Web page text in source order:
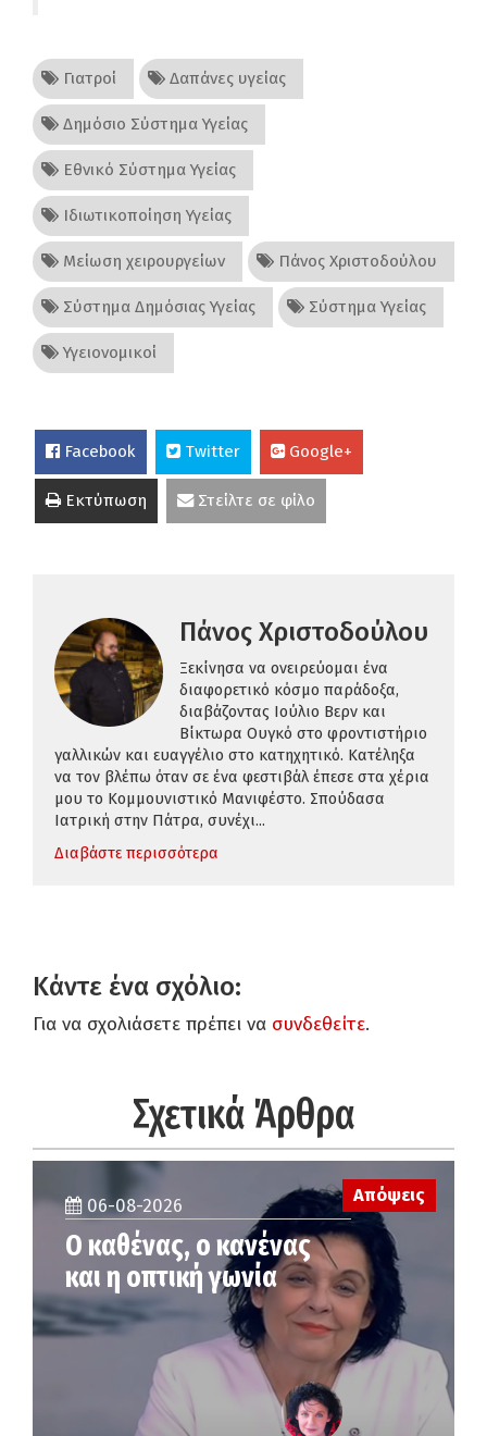
Γιατροί Δαπάνες υγείας
Δημόσιο Σύστημα Υγείας
Εθνικό Σύστημα Υγείας
Ιδιωτικοποίηση Υγείας
Μείωση χειρουργείων Πάνος Χριστοδούλου
Σύστημα Δημόσιας Υγείας Σύστημα Υγείας
Υγειονομικοί
Facebook Twitter Google+
Εκτύπωση Στείλτε σε φίλο
Πάνος Χριστοδούλου
Ξεκίνησα να ονειρεύομαι ένα
διαφορετικό κόσμο παράδοξα,
διαβάζοντας Ιούλιο Βερν και
Βίκτωρα Ουγκό στο φροντιστήριο
γαλλικών και ευαγγέλιο στο κατηχητικό. Κατέληξα
να τον βλέπω όταν σε ένα φεστιβάλ έπεσε στα χέρια
μου το Κομμουνιστικό Μανιφέστο. Σπούδασα
Ιατρική στην Πάτρα, συνέχι...
Διαβάστε περισσότερα
Κάντε ένα σχόλιο:
Για να σχολιάσετε πρέπει να συνδεθείτε.
Σχετικά Άρθρα
Απόψεις
06-08-2026
Ο καθένας, ο κανένας
και η οπτική γωνία